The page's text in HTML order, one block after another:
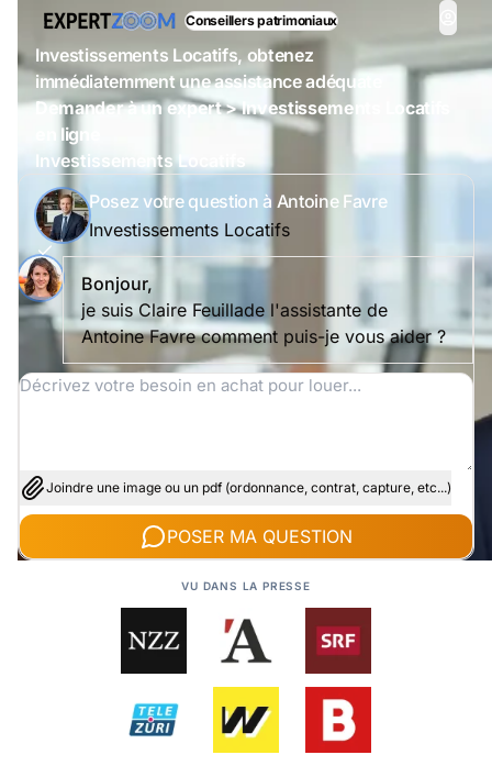
Conseillers patrimoniaux
Investissements Locatifs, obtenez
immédiatemment une assistance adéquate
Demander à un expert > Investissements Locatifs
en ligne
Investissements Locatifs
Posez votre question à Antoine Favre
Investissements Locatifs
Bonjour,
je suis Claire Feuillade l'assistante de
Antoine Favre comment puis-je vous aider ?
Joindre une image ou un pdf (ordonnance, contrat, capture, etc...)
POSER MA QUESTION
VU DANS LA PRESSE